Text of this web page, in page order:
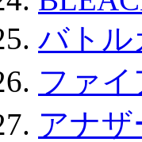
バトル
ファ
アナ